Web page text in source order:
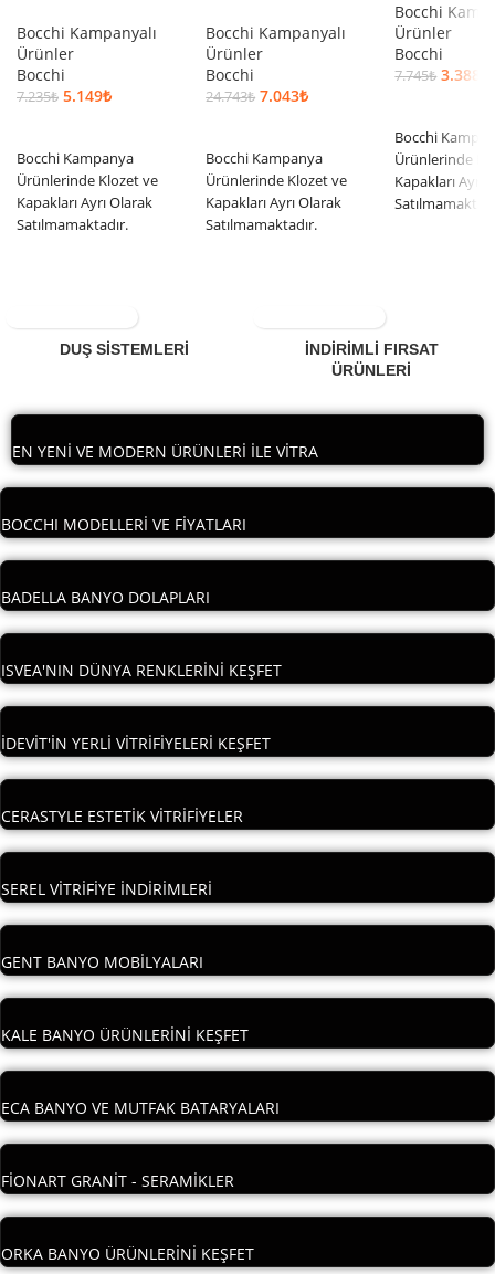
Bocchi Kampanyalı
Ürünler
Bocchi
7.235₺ 5.149₺
Bocchi Kampanya
Ürünlerinde Klozet ve
Kapakları Ayrı Olarak
Satılmamaktadır.
Bocchi Kampanyalı
Ürünler
Bocchi
24.743₺ 7.043₺
Bocchi Kampanya
Ürünlerinde Klozet ve
Kapakları Ayrı Olarak
Satılmamaktadır.
Bocchi
Ürünler
Bocchi
7.745₺ 3.388
Bocchi
Ürünlerinde
Kapakları Ayrı
DUŞ SİSTEMLERİ
İNDİRİMLİ FIRSAT
ÜRÜNLERİ
EN YENİ VE MODERN ÜRÜNLERİ İLE VİTRA
BOCCHI MODELLERİ VE FİYATLARI
BADELLA BANYO DOLAPLARI
ISVEA'NIN DÜNYA RENKLERİNİ KEŞFET
İDEVİT'İN YERLİ VİTRİFİYELERİ KEŞFET
CERASTYLE ESTETİK VİTRİFİYELER
SEREL VİTRİFİYE İNDİRİMLERİ
GENT BANYO MOBİLYALARI
KALE BANYO ÜRÜNLERİNİ KEŞFET
ECA BANYO VE MUTFAK BATARYALARI
FİONART GRANİT - SERAMİKLER
ORKA BANYO ÜRÜNLERİNİ KEŞFET